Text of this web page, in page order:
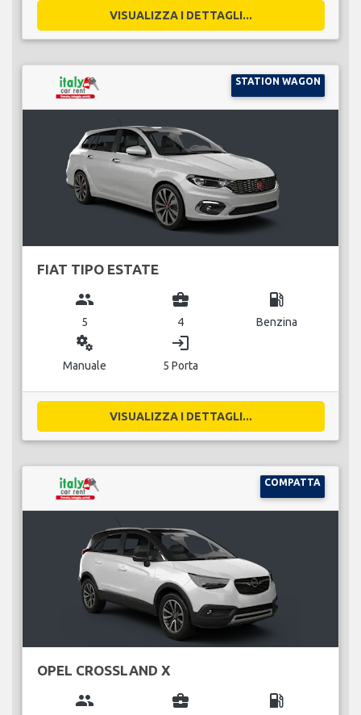
VISUALIZZA I DETTAGLI...
STATION WAGON
FIAT TIPO ESTATE
group
5
business_center
4
local_gas_station
Benzina
miscellaneous_services
Manuale
login
5 Porta
VISUALIZZA I DETTAGLI...
COMPATTA
OPEL CROSSLAND X
group business_center local_gas_station